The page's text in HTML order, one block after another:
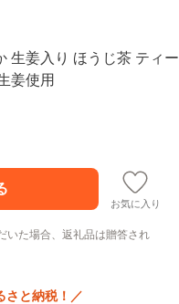
生姜入り ほうじ茶 ティー
姜使用
お気に入り
いた場合、返礼品は贈答され
さと納税！／